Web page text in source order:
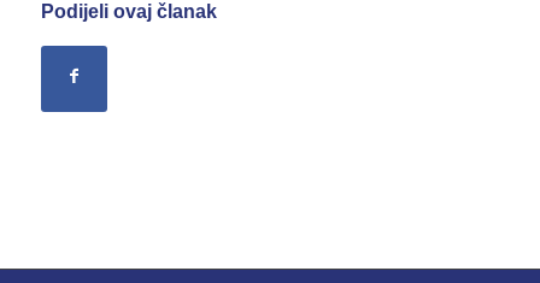
Podijeli ovaj članak